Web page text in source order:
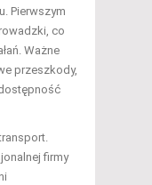
Pierwszym
co
Ważne
przeszkody,
firmy